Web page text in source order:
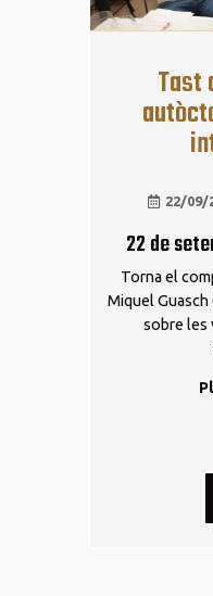
Tast
22/09/
22 de
Torna el
Miquel
sobre les